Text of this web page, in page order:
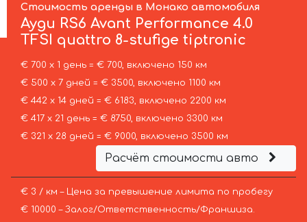
Стоимость аренды в Монако автомобиля
Ауди RS6 Avant Performance 4.0
TFSI quattro 8-stufige tiptronic
€ 700 х 1 день = € 700, включено 150 км
€ 500 х 7 дней = € 3500, включено 1100 км
€ 442 х 14 дней = € 6183, включено 2200 км
€ 417 х 21 день = € 8750, включено 3300 км
€ 321 х 28 дней = € 9000, включено 3500 км
Расчёт стоимости авто
€ 3 / км – Цена за превышение лимита по пробегу
€ 10000 – Залог/Ответственность/Франшиза.